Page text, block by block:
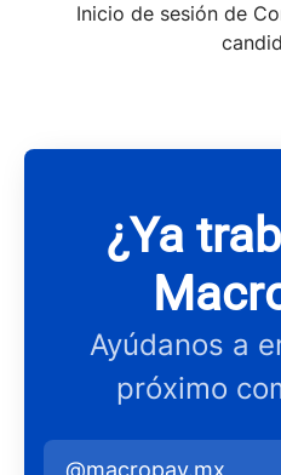
Inicio de sesión de
¿Ya
Ayúdanos a
próximo
@macropay.mx